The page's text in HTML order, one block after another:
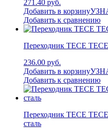
271.40 руб.
Добавить в корзину
Добавить к сравнению
Переходник TECE
236.00 руб.
Добавить в корзину
Добавить к сравнению
Переходник TECE
сталь